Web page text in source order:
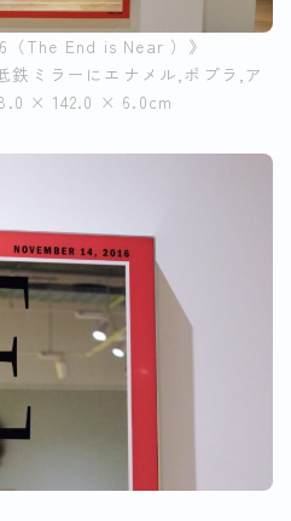
（The End is Near ）》
鉄ミラーにエナメル,ポプラ,ア
× 142.0 × 6.0cm